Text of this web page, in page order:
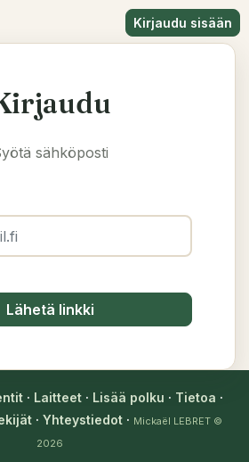
Kirjaudu sisään
sähköposti
Lähetä linkki
· Laitteet· Lisää polku · Tietoa ·
· Yhteystiedot · Mickaël LEBRET ©
2026